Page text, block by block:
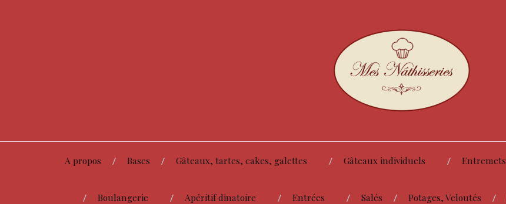
A propos Bases Gâteaux, tartes, cakes, galettes Gâteaux individuels Entremets
Boulangerie Apéritif dinatoire Entrées Salés Potages, Veloutés